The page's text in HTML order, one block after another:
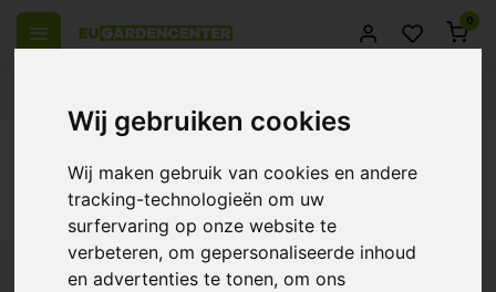
Wij gebruiken cookies
Wij maken gebruik van cookies en andere
tracking-technologieën om uw
surfervaring op onze website te
verbeteren, om gepersonaliseerde inhoud
en advertenties te tonen, om ons
0
Products tagged with Universele kraan
voor watervaten